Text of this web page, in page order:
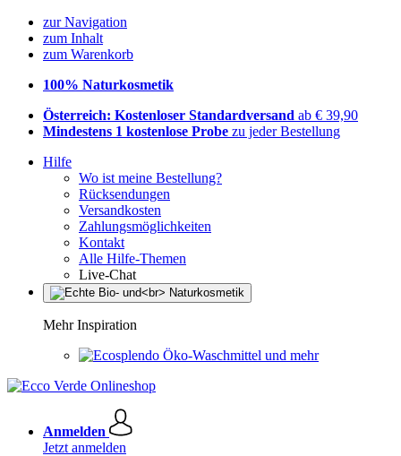
zur Navigation
zum Inhalt
zum Warenkorb
100% Naturkosmetik
Österreich: Kostenloser Standardversand ab € 39,90
Mindestens 1 kostenlose Probe zu jeder Bestellung
Hilfe
Wo ist meine Bestellung?
Rücksendungen
Versandkosten
Zahlungsmöglichkeiten
Kontakt
Alle Hilfe-Themen
Live-Chat
Mehr Inspiration
Öko-Waschmittel und mehr
Anmelden
Jetzt anmelden